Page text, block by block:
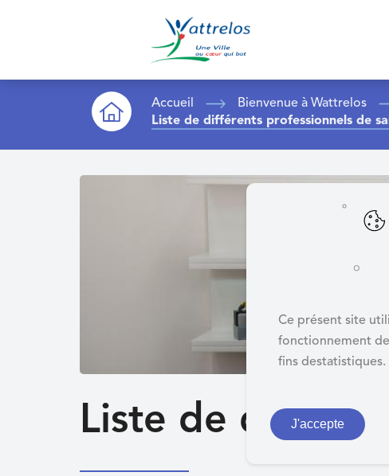
Ce présent site
fonctionnement
fins destatistiques.
J'accepte
Accueil Bienvenue à Wattrelos
Liste de différents professionnels de
Liste de